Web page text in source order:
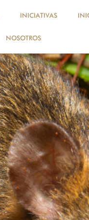
INICIATIVAS
NOSOTROS